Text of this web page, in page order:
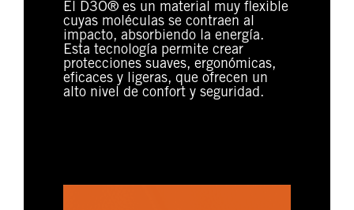
El D3O® es un material muy flexible
cuyas moléculas se contraen al
impacto, absorbiendo la energía.
Esta tecnología permite crear
protecciones suaves, ergonómicas,
eficaces y ligeras, que ofrecen un
alto nivel de confort y seguridad.